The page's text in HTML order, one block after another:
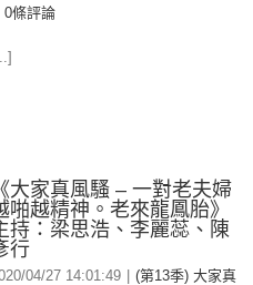
0條評論
《大家真風騷 – 一對老夫婦
啪越精神。老來龍鳳胎》
持：梁思浩、李麗蕊、陳
行
04/27 14:01:49
(第13季) 大家真